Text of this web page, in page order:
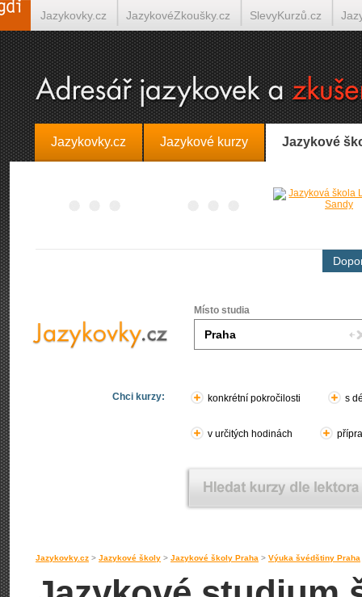
Jazykovky.cz Jazykové kurzy Jazykové
Místo studia
Chci kurzy: konkrétní pokročilosti s
v určitých hodinách
Jazykovky.cz > Jazykové školy > Jazykové školy Praha > Výuka švédštiny Praha
Jazykovky.cz JazykovéZkoušky.cz SlevyKurzů.cz
Španělština on-line Italština on-line Tlumočení-